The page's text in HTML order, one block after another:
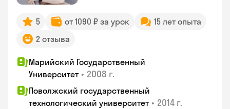
5 от 1090 ₽ за урок
15 лет опыта
2 отзыва
Марийский Государственный
Университет • 2008 г.
Поволжский государственный
технологический университет • 2014 г.